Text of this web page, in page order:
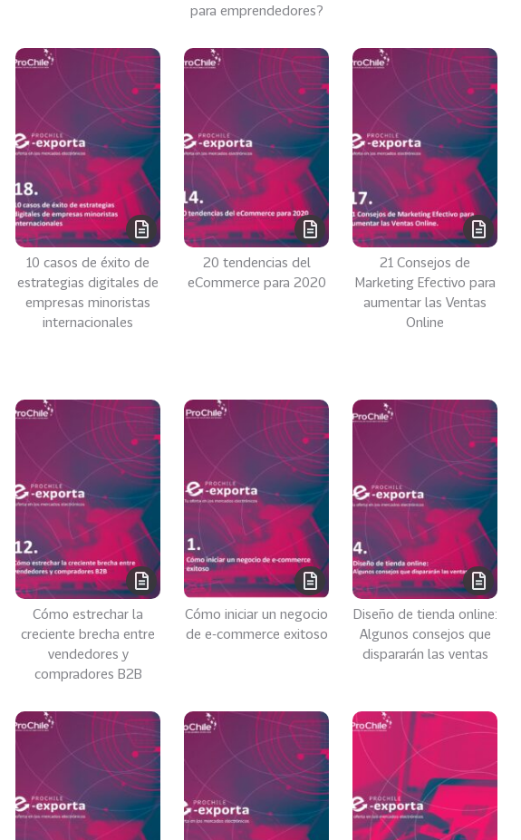
para emprendedores?
10 casos de éxito de
estrategias digitales de
empresas minoristas
internacionales
20 tendencias del
eCommerce para 2020
21 Consejos de
Marketing Efectivo para
aumentar las Ventas
Online
Cómo estrechar la
creciente brecha entre
vendedores y
compradores B2B
Cómo iniciar un negocio
de e-commerce exitoso
Diseño de tienda online:
Algunos consejos que
dispararán las ventas